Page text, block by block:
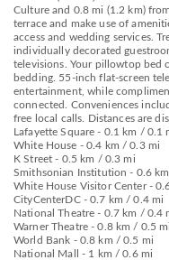
Culture and 0.8 mi (1.2 km)
terrace and make use of
access and wedding services.
individually decorated
televisions. Your pillowtop bed
bedding. 55-inch flat-screen
entertainment, while
connected. Conveniences
free local calls. Distances are
Lafayette Square - 0.1 km / 0.1
White House - 0.4 km / 0.3 mi
K Street - 0.5 km / 0.3 mi
Smithsonian Institution - 0.6
White House Visitor Center -
CityCenterDC - 0.7 km / 0.4 mi
National Theatre - 0.7 km / 0.4
Warner Theatre - 0.8 km / 0.5 mi
World Bank - 0.8 km / 0.5 mi
National Mall - 1 km / 0.6 mi